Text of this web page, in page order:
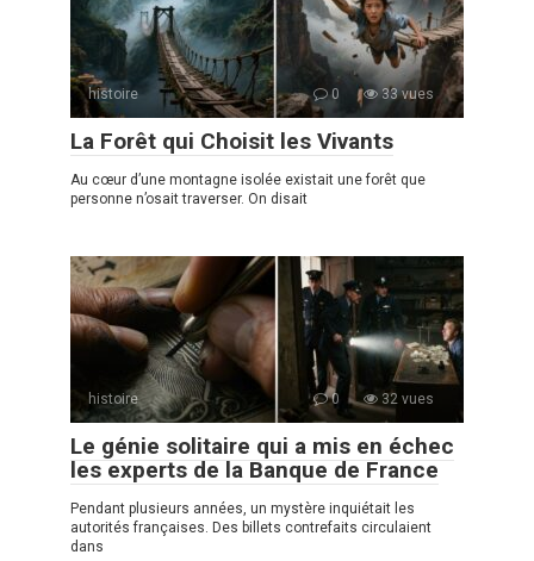
histoire 0 33 vues
La Forêt qui Choisit les Vivants
Au cœur d’une montagne isolée existait une forêt que
personne n’osait traverser. On disait
histoire 0 32 vues
Le génie solitaire qui a mis en échec
les experts de la Banque de France
Pendant plusieurs années, un mystère inquiétait les
autorités françaises. Des billets contrefaits circulaient
dans